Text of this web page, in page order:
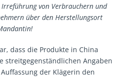
von Verbrauchern und
über den Herstellungsort
dass die Produkte in China
streitgegenständlichen Angaben
der Klägerin den